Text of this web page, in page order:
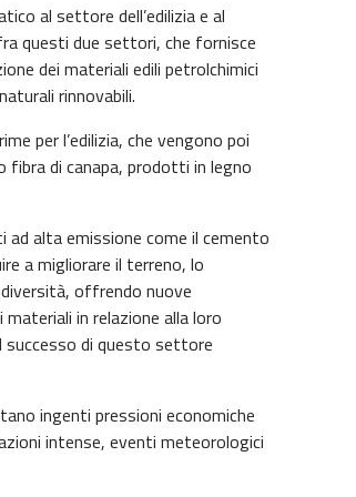
al settore dell’edilizia e al
questi due settori, che fornisce
dei materiali edili petrolchimici
rinnovabili.
per l’edilizia, che vengono poi
fibra di canapa, prodotti in legno
alta emissione come il cemento
a migliorare il terreno, lo
offrendo nuove
in relazione alla loro
successo di questo settore
ingenti pressioni economiche
intense, eventi meteorologici